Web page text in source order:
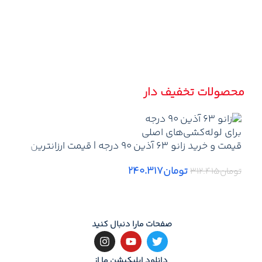
محصولات تخفیف دار
قیمت و خرید زانو 63 آذین 90 درجه | قیمت ارزانترین
ارسال
تومان۳۱۲.۴۱۵تومان۲۴۰.۳۱۷
صفحات مارا دنبال کنید